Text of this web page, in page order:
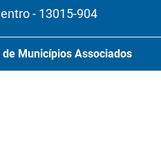
- 13015-904
de Municípios Associados